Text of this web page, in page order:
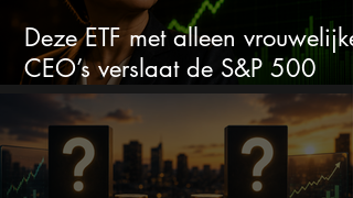
Deze ETF met alleen vrouwelijke
CEO’s verslaat de S&P 500
keihard